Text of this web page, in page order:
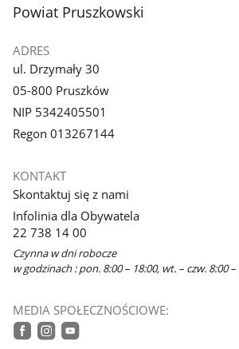
stopka
Powiat Pruszkowski
ADRES
ul. Drzymały 30
05-800 Pruszków
NIP 5342405501
Regon 013267144
KONTAKT
Skontaktuj się z nami
Infolinia dla Obywatela
22 738 14 00
Czynna w dni robocze
w godzinach : pon. 8:00 – 18:00, wt. – czw. 8:00
MEDIA SPOŁECZNOŚCIOWE: